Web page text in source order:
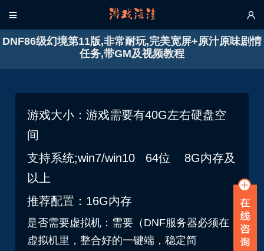
 
DNF86级幻境第11版,非常耐玩,完美宽屏+原汁原味剧情
任务,带GM及视频教程
游戏大小：游戏需要有40G左右硬盘空
间
支持系统;win7/win10 64位 8G内存及
以上
推荐配置：16G内存
是否需要虚拟机：需要（DNF服务器必须在
虚拟机里，整合好的一键端，稳定简